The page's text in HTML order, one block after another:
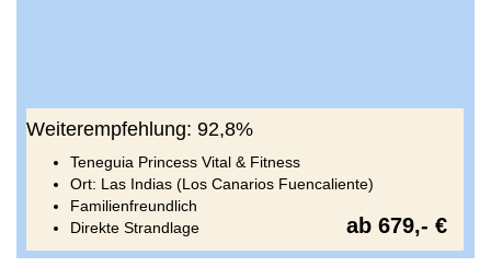
Weiterempfehlung: 92,8%
Teneguia Princess Vital & Fitness
Ort: Las Indias (Los Canarios Fuencaliente)
Familienfreundlich
Direkte Strandlage
ab 679,- €